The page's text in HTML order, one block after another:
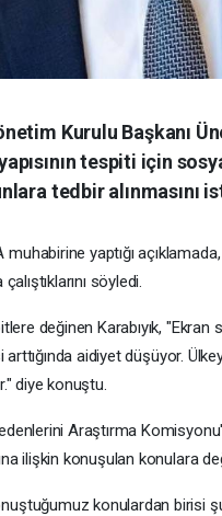
Kurulu Başkanı
tespiti için
tedbir alınmasını
muhabirine yaptığı
söyledi.
değinen Karabıyık, "Ekran
arttığında aidiyet düşüyor.
diye konuştu.
Araştırma
ilişkin konuşulan konulara
konulardan birisi